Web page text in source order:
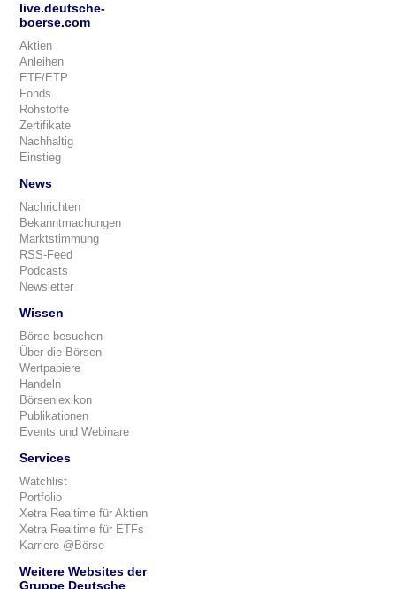
live.deutsche-
boerse.com
Aktien
Anleihen
ETF/ETP
Fonds
Rohstoffe
Zertifikate
Nachhaltig
Einstieg
News
Nachrichten
Bekanntmachungen
Marktstimmung
RSS-Feed
Podcasts
Newsletter
Wissen
Börse besuchen
Über die Börsen
Wertpapiere
Handeln
Börsenlexikon
Publikationen
Events und Webinare
Services
Watchlist
Portfolio
Xetra Realtime für Aktien
Xetra Realtime für ETFs
Karriere @Börse
Weitere Websites der
Gruppe Deutsche